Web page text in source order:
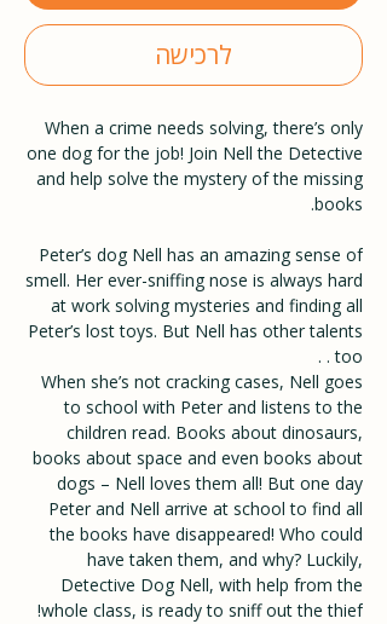
לרכישה
When a crime needs solving, there’s only
one dog for the job! Join Nell the Detective
and help solve the mystery of the missing
books.
Peter’s dog Nell has an amazing sense of
smell. Her ever-sniffing nose is always hard
at work solving mysteries and finding all
Peter’s lost toys. But Nell has other talents
too . .
When she’s not cracking cases, Nell goes
to school with Peter and listens to the
children read. Books about dinosaurs,
books about space and even books about
dogs – Nell loves them all! But one day
Peter and Nell arrive at school to find all
the books have disappeared! Who could
have taken them, and why? Luckily,
Detective Dog Nell, with help from the
whole class, is ready to sniff out the thief!